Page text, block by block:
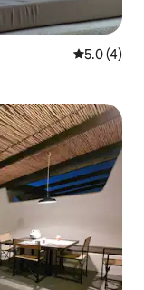
5.0 (4)